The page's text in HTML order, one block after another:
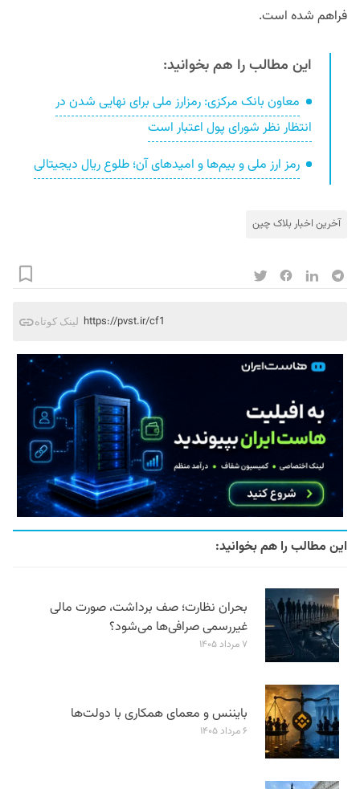
فراهم شده است.
این مطالب را هم بخوانید:
معاون بانک مرکزی: رمزارز ملی برای نهایی شدن در
انتظار نظر شورای پول اعتبار است
رمز ارز ملی و بیم‌ها و امیدهای آن؛ طلوع ریال دیجیتالی
آخرین اخبار بلاک‌ چین
لینک کوتاه https://pvst.ir/cf1
این مطالب را هم بخوانید:
بحران نظارت؛ صف برداشت، صورت مالی
غیررسمی صرافی‌ها می‌شود؟
۷ مرداد ۱۴۰۵
بایننس و معمای همکاری با دولت‌ها
۶ مرداد ۱۴۰۵